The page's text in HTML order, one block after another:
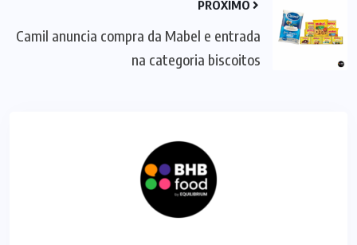
PRÓXIMO
Camil anuncia compra da Mabel e entrada
na categoria biscoitos